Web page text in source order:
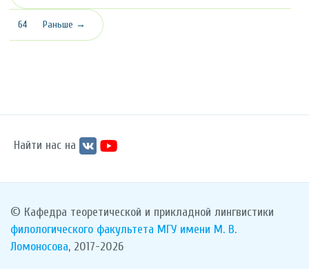
64 Раньше →
Найти нас на
© Кафедра теоретической и прикладной лингвистики
филологического факультета МГУ имени М. В.
Ломоносова, 2017-2026